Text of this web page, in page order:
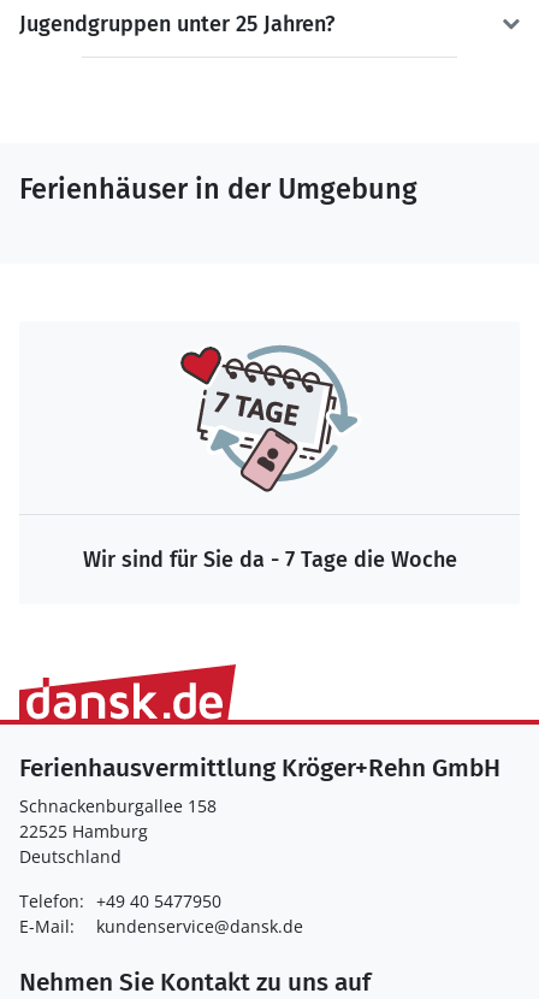
Jugendgruppen unter 25 Jahren?
Ferienhäuser in der Umgebung
Wir sind für Sie da - 7 Tage die Woche
Ferienhausvermittlung Kröger+Rehn GmbH
Schnackenburgallee 158
22525 Hamburg
Deutschland
Telefon: +49 40 5477950
E-Mail:
kundenservice@dansk.de
Nehmen Sie Kontakt zu uns auf